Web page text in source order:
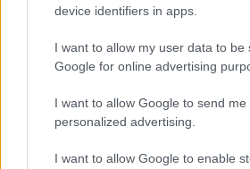
device identifiers in apps.
I want to allow my user data to be
Google for online advertising
I want to allow Google to send me
personalized advertising.
I want to allow Google to enable
Το Minecraft έρχεται στο Nintendo
έχετε ξαναδεί